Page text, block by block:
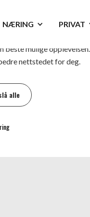
mulige
nettstedet for deg.
alle
NÆRING PRIVAT